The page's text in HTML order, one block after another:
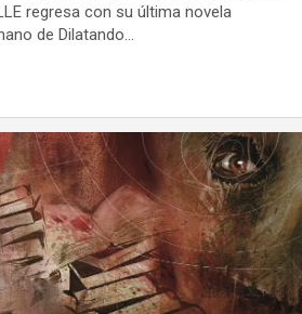
regresa con su última novela
de Dilatando…